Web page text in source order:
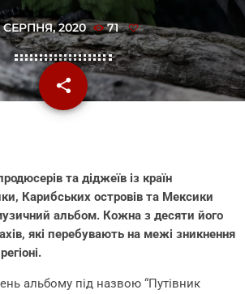
СЕРПНЯ, 2020 71
share
email
та діджеїв із країн
Карибських островів та Мексики
альбом. Кожна з десяти його
які перебувають на межі зникнення
альбому під назвою “Путівник